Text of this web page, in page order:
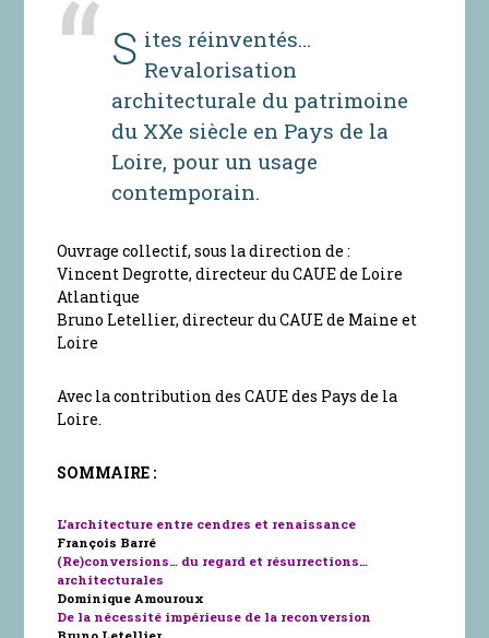
Sites réinventés…
Revalorisation
architecturale du patrimoine
du XXe siècle en Pays de la
Loire, pour un usage
contemporain.
Ouvrage collectif, sous la direction de :
Vincent Degrotte, directeur du CAUE de Loire
Atlantique
Bruno Letellier, directeur du CAUE de Maine et
Loire
Avec la contribution des CAUE des Pays de la
Loire.
SOMMAIRE :
L’architecture entre cendres et renaissance
François Barré
(Re)conversions… du regard et résurrections…
architecturales
Dominique Amouroux
De la nécessité impérieuse de la reconversion
Bruno Letellier